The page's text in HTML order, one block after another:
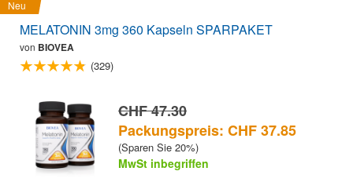
Neu
MELATONIN 3mg 360 Kapseln SPARPAKET
von BIOVEA
(329)
CHF 47.30
Packungspreis: CHF 37.85
(Sparen Sie 20%)
MwSt inbegriffen